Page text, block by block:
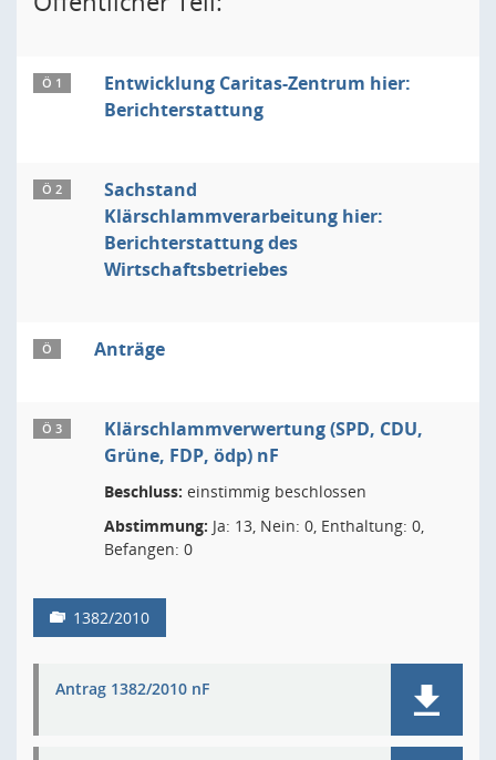
Ö 1
Entwicklung Caritas-Zentrum hier:
Berichterstattung
Ö 2
Sachstand
Klärschlammverarbeitung hier:
Berichterstattung des
Wirtschaftsbetriebes
Ö Anträge
Ö 3
Klärschlammverwertung (SPD, CDU,
Grüne, FDP, ödp) nF
Beschluss: einstimmig beschlossen
Abstimmung: Ja: 13, Nein: 0, Enthaltung: 0,
Befangen: 0
1382/2010
Antrag 1382/2010 nF